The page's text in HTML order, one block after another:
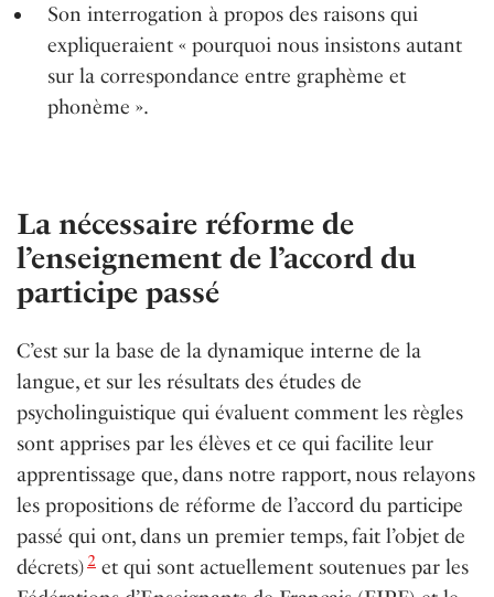
Son interrogation à propos des raisons qui
expliqueraient « pourquoi nous insistons autant
sur la correspondance entre graphème et
phonème ».
La nécessaire réforme de
l’enseignement de l’accord du
participe passé
C’est sur la base de la dynamique interne de la
langue, et sur les résultats des études de
psycholinguistique qui évaluent comment les règles
sont apprises par les élèves et ce qui facilite leur
apprentissage que, dans notre rapport, nous relayons
les propositions de réforme de l’accord du participe
passé qui ont, dans un premier temps, fait l’objet de
décrets) 2 et qui sont actuellement soutenues par les